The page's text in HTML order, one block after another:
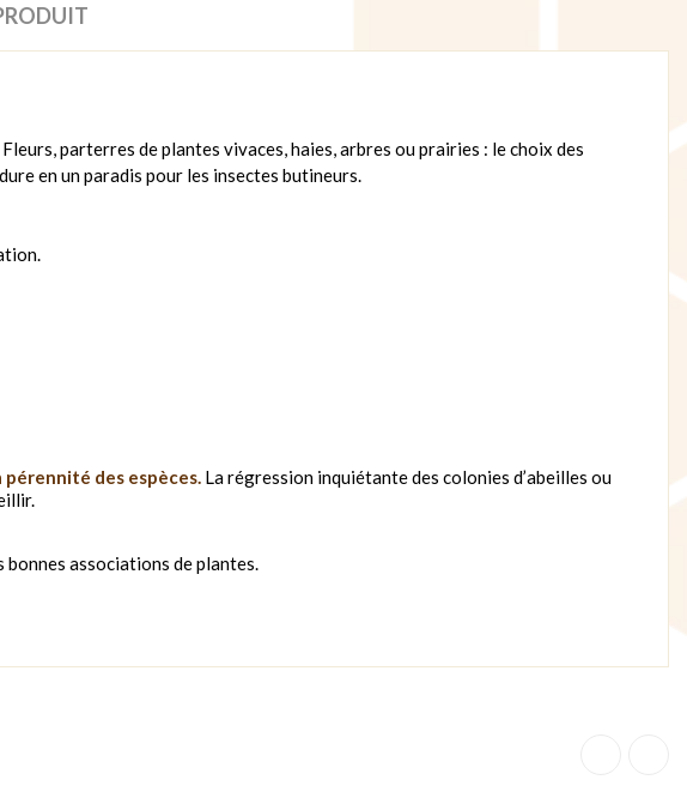
parterres de plantes vivaces, haies, arbres ou prairies : le choix des
en un paradis pour les insectes butineurs.
des espèces. La régression inquiétante des colonies d’abeilles ou
bonnes associations de plantes.